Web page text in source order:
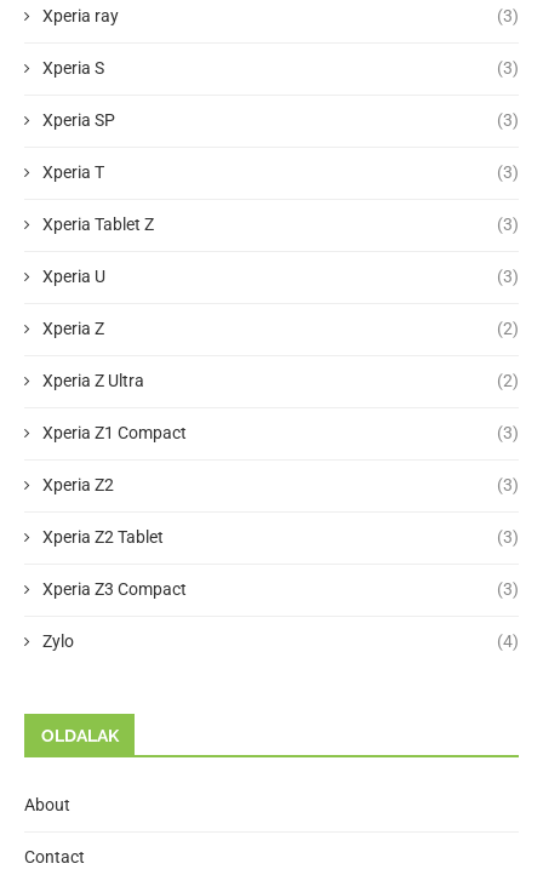
Xperia ray (3)
Xperia S (3)
Xperia SP (3)
Xperia T (3)
Xperia Tablet Z (3)
Xperia U (3)
Xperia Z (2)
Xperia Z Ultra (2)
Xperia Z1 Compact (3)
Xperia Z2 (3)
Xperia Z2 Tablet (3)
Xperia Z3 Compact (3)
Zylo (4)
OLDALAK
About
Contact